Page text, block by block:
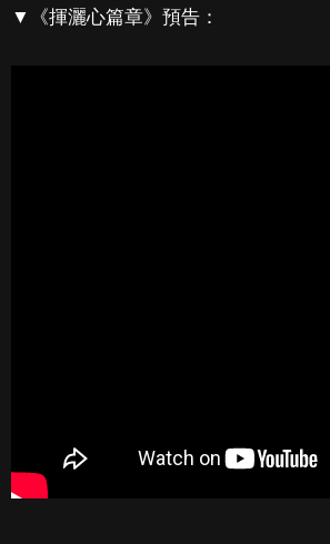
▼《揮灑心篇章》預告：